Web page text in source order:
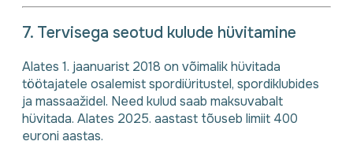
7. Tervisega seotud kulude hüvitamine
Alates 1. jaanuarist 2018 on võimalik hüvitada
töötajatele osalemist spordiüritustel, spordiklubides
ja massaažidel. Need kulud saab maksuvabalt
hüvitada. Alates 2025. aastast tõuseb limiit 400
euroni aastas.